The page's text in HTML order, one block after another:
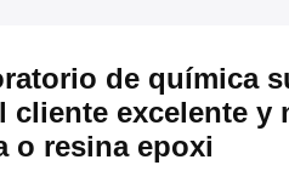
de química
excelente y
o resina epoxi